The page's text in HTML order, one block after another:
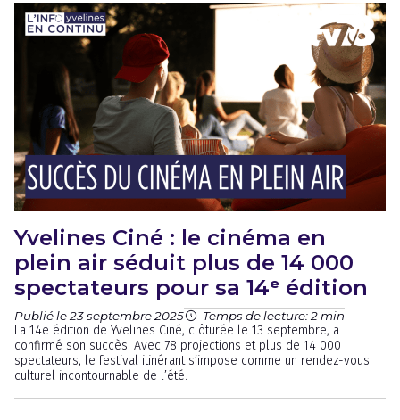
Yvelines Ciné : le cinéma en
plein air séduit plus de 14 000
spectateurs pour sa 14ᵉ édition
Publié le 23 septembre 2025 Temps de lecture: 2 min
La 14e édition de Yvelines Ciné, clôturée le 13 septembre, a
confirmé son succès. Avec 78 projections et plus de 14 000
spectateurs, le festival itinérant s’impose comme un rendez-vous
culturel incontournable de l’été.